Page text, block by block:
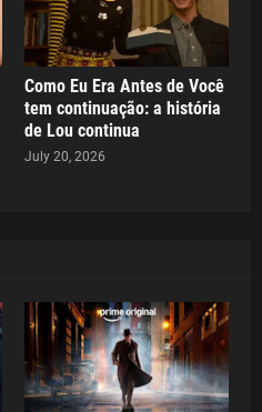
Como Eu Era Antes de Você
tem continuação: a história
de Lou continua
July 20, 2026